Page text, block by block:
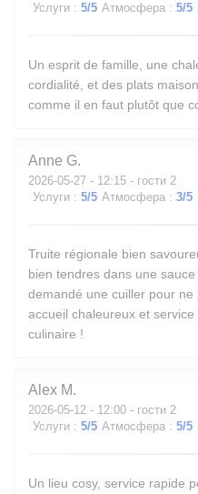
Услуги : 5/5 Атмосфера : 5/5
Un esprit de famille, une
cordialité, et des plats
comme il en faut plutôt que
Anne G
2026-05-27 - 12:15 - гости 2
Услуги : 5/5 Атмосфера : 3/5
Truite régionale bien
bien tendres dans une
demandé une cuiller pour
accueil chaleureux et
culinaire !
Alex M
2026-05-12 - 12:00 - гости 2
Услуги : 5/5 Атмосфера : 5/5
Un lieu cosy, service rapide